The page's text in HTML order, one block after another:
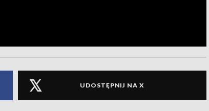
UDOSTĘPNIJ NA X